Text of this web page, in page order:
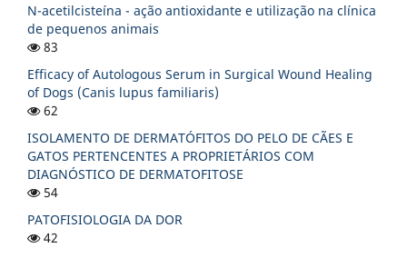
N-acetilcisteína - ação antioxidante e utilização na clínica
de pequenos animais
83
Efficacy of Autologous Serum in Surgical Wound Healing
of Dogs (Canis lupus familiaris)
62
ISOLAMENTO DE DERMATÓFITOS DO PELO DE CÃES E
GATOS PERTENCENTES A PROPRIETÁRIOS COM
DIAGNÓSTICO DE DERMATOFITOSE
54
PATOFISIOLOGIA DA DOR
42